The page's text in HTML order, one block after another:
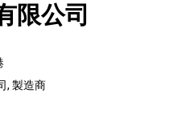
限公司
, 製造商